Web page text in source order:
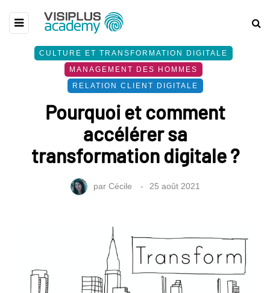
CULTURE ET TRANSFORMATION DIGITALE
MANAGEMENT DES HOMMES
RELATION CLIENT DIGITALE
Pourquoi et comment
accélérer sa
transformation digitale ?
par Cécile 25 août 2021